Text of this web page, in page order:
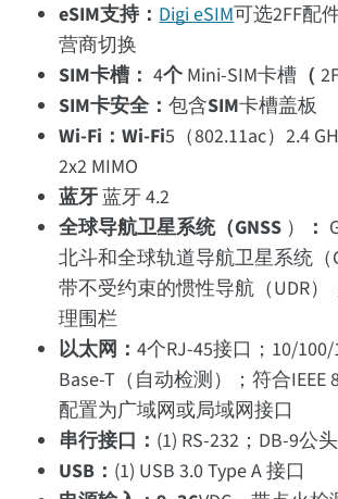
eSIM支持：Digi eSIM可选2FF配
营商切换
SIM卡槽：4个 Mini-SIM卡槽 （
SIM卡安全：包含SIM卡槽盖板
Wi-Fi：Wi-Fi5（802.11ac）2.4
2x2 MIMO
蓝牙蓝牙 4.2
全球导航卫星系统（GNSS ） ：
北斗和全球轨道导航卫星系统（
带不受约束的惯性导航（UDR
理围栏
以太网：4个RJ-45接口；10/100/
Base-T（自动检测）；符合IEEE
配置为广域网或局域网接口
串行接口： (1) RS-232；DB-9公头
USB： (1) USB 3.0 Type A 接口